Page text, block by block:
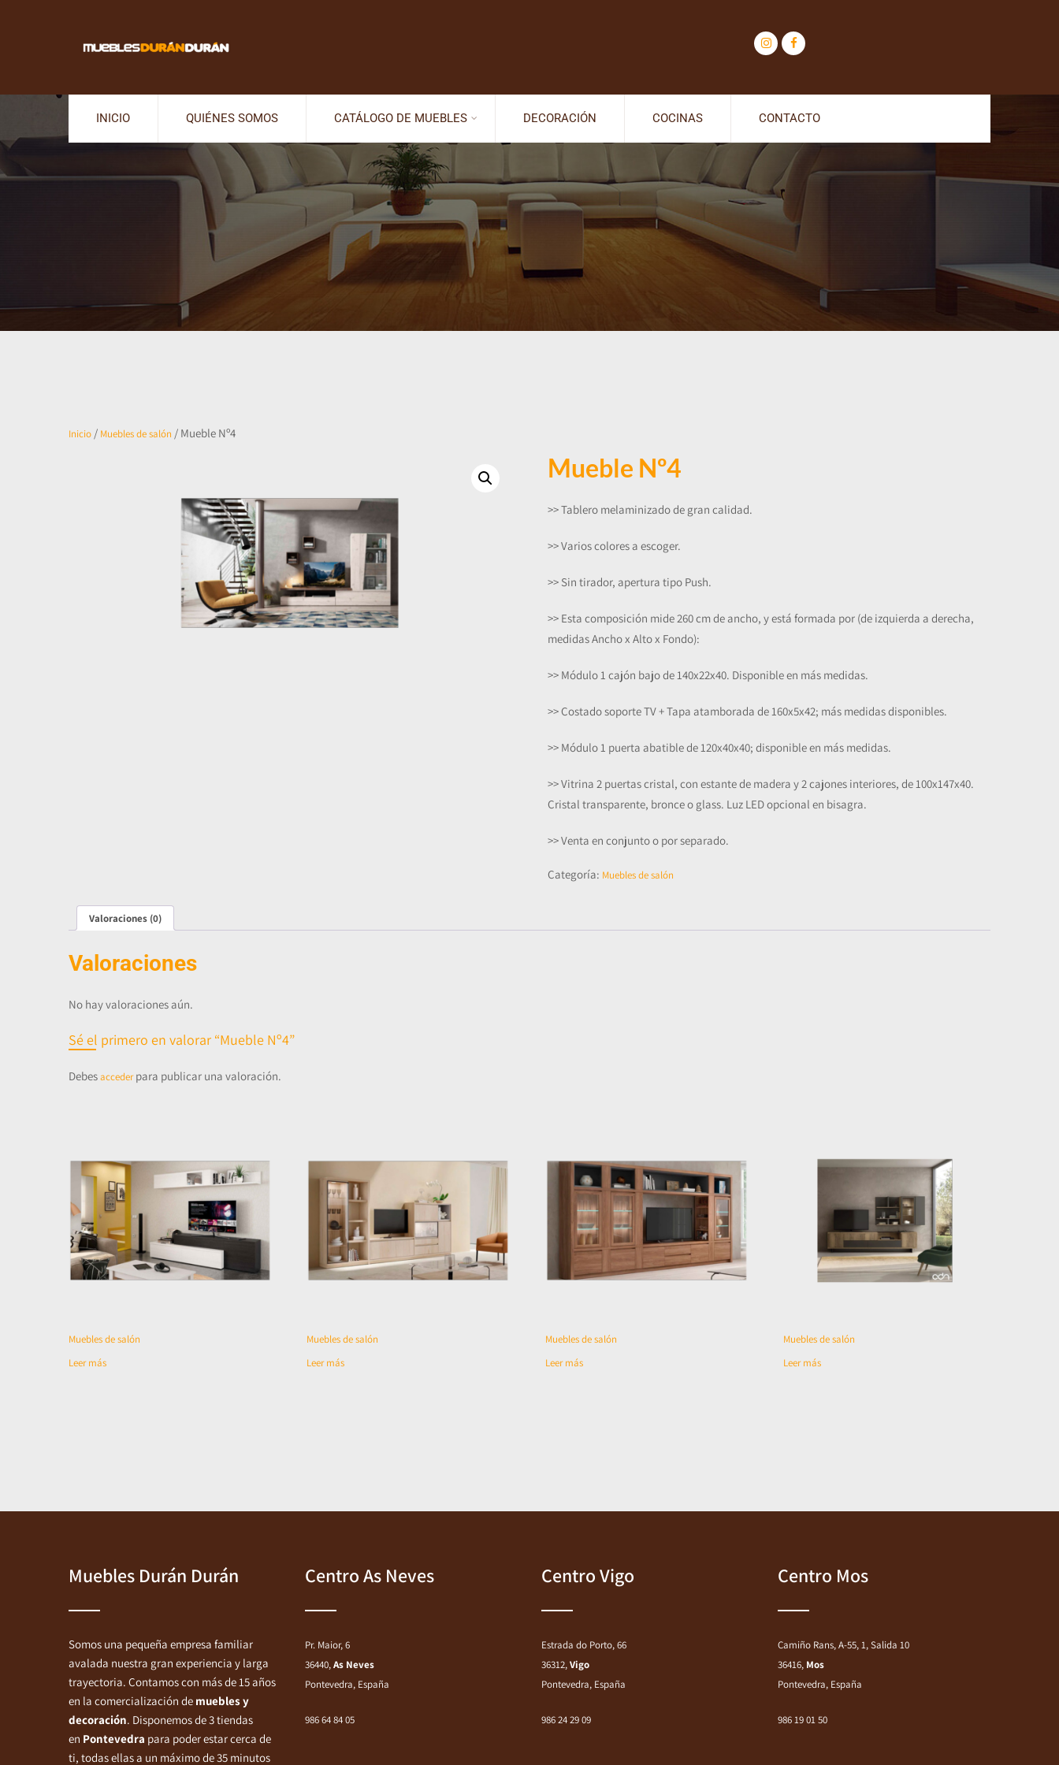
INICIO QUIÉNES SOMOS CATÁLOGO DE MUEBLES DECORACIÓN COCINAS CONTACTO
Inicio / Muebles de salón / Mueble Nº4
Mueble Nº4
>> Tablero melaminizado de gran calidad.
>> Varios colores a escoger.
>> Sin tirador, apertura tipo Push.
>> Esta composición mide 260 cm de ancho, y está formada por (de izquierda a derecha,
medidas Ancho x Alto x Fondo):
>> Módulo 1 cajón bajo de 140x22x40. Disponible en más medidas.
>> Costado soporte TV + Tapa atamborada de 160x5x42; más medidas disponibles.
>> Módulo 1 puerta abatible de 120x40x40; disponible en más medidas.
>> Vitrina 2 puertas cristal, con estante de madera y 2 cajones interiores, de 100x147x40.
Cristal transparente, bronce o glass. Luz LED opcional en bisagra.
>> Venta en conjunto o por separado.
Categoría: Muebles de salón
Valoraciones (0)
Valoraciones
No hay valoraciones aún.
Sé el primero en valorar “Mueble Nº4”
Debesaccederpara publicar una valoración.
Muebles de salón
Leer más
Muebles de salón
Leer más
Muebles de salón
Leer más
Muebles de salón
Leer más
Muebles Durán Durán
Somos una pequeña empresa familiar
avalada nuestra gran experiencia y larga
trayectoria. Contamos con más de 15 años
en la comercialización de muebles y
decoración. Disponemos de 3 tiendas
en Pontevedra para poder estar cerca de
ti, todas ellas a un máximo de 35 minutos
Centro As Neves
Pr. Maior, 6
36440,As Neves
Pontevedra, España
986 64 84 05
Centro Vigo
Estrada do Porto, 66
36312,Vigo
Pontevedra, España
986 24 29 09
Centro Mos
Camiño Rans, A-55, 1, Salida 10
36416, Mos
Pontevedra, España
986 19 01 50